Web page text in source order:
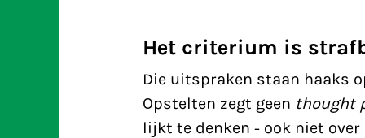
Het criterium is
Die uitspraken staan haaks
Opstelten zegt geen thought
lijkt te denken - ook niet